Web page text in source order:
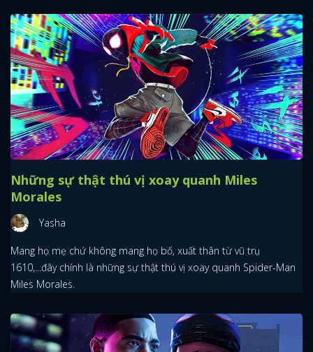
x
ĐĂNG NHẬP
Những sự thật thú vị xoay quanh Miles
Morales
Yasha
Mang họ mẹ chứ không mang họ bố, xuất thân từ vũ trụ
1610,...đây chính là những sự thật thú vị xoay quanh Spider-Man
Miles Morales.